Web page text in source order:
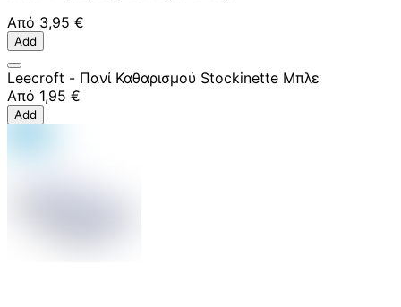
Από 3,95 €
Add
Leecroft - Πανί Καθαρισμού Stockinette Μπλε
Από 1,95 €
Add